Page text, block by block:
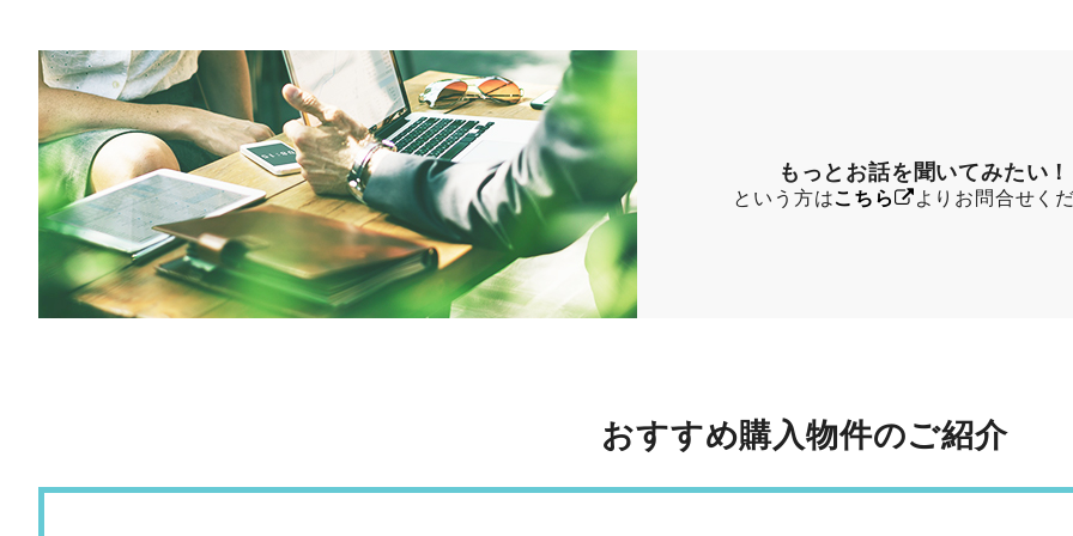
もっとお話を聞いてみたい！
という方はこちら よりお問合せく
おすすめ購入物件のご紹介